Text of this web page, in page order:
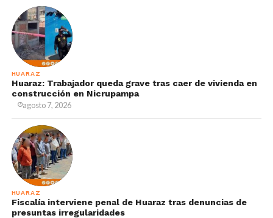
HUARAZ
Huaraz: Trabajador queda grave tras caer de vivienda en
construcción en Nicrupampa
agosto 7, 2026
HUARAZ
Fiscalía interviene penal de Huaraz tras denuncias de
presuntas irregularidades